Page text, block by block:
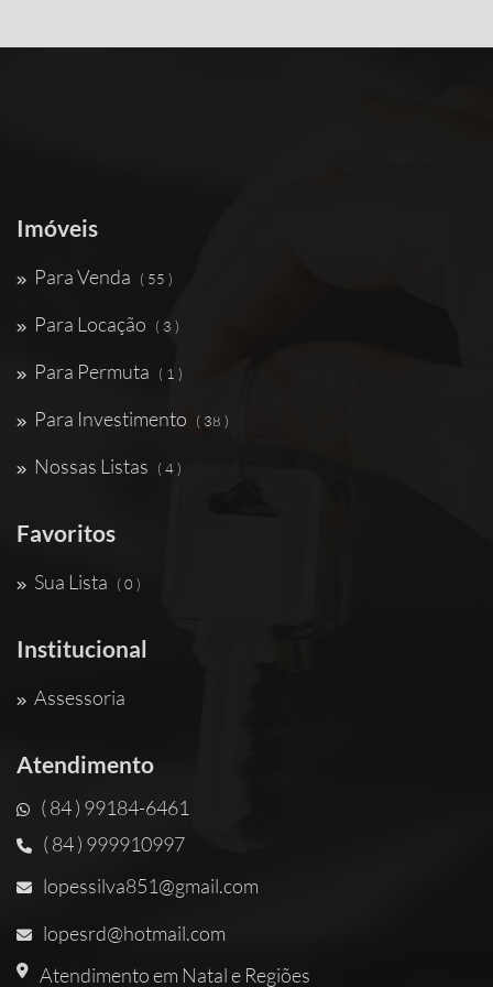
Imóveis
Para Venda ( 55 )
Para Locação ( 3 )
Para Permuta ( 1 )
Para Investimento ( 38 )
Nossas Listas ( 4 )
Favoritos
Sua Lista ( 0 )
Institucional
Assessoria
Atendimento
( 84 ) 99184-6461
( 84 ) 999910997
lopessilva851@gmail.com
lopesrd@hotmail.com
Atendimento em Natal e Regiões